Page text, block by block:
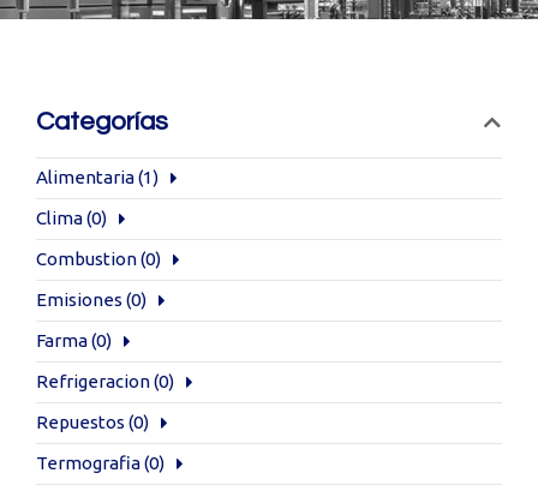
Categorías
Alimentaria(1)
Clima(0)
Combustion(0)
Emisiones (0)
Farma(0)
Refrigeracion(0)
Repuestos (0)
Termografia(0)